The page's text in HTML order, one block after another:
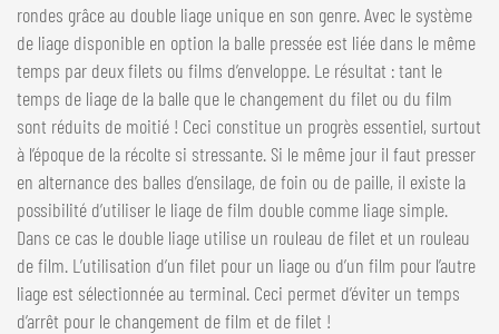
rondes grâce au double liage unique en son genre. Avec le système
de liage disponible en option la balle pressée est liée dans le même
temps par deux filets ou films d’enveloppe. Le résultat : tant le
temps de liage de la balle que le changement du filet ou du film
sont réduits de moitié ! Ceci constitue un progrès essentiel, surtout
à l’époque de la récolte si stressante. Si le même jour il faut presser
en alternance des balles d’ensilage, de foin ou de paille, il existe la
possibilité d’utiliser le liage de film double comme liage simple.
Dans ce cas le double liage utilise un rouleau de filet et un rouleau
de film. L’utilisation d’un filet pour un liage ou d’un film pour l’autre
liage est sélectionnée au terminal. Ceci permet d’éviter un temps
d’arrêt pour le changement de film et de filet !